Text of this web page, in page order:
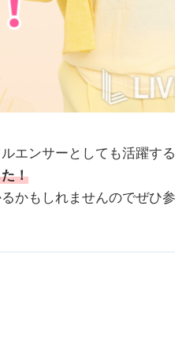
エンサーとしても活躍す
！
かもしれませんのでぜひ